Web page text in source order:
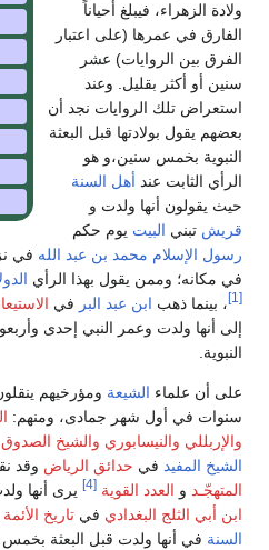
ولادة الزهراء، فيبلغ أحياناً
الفارق في عمرها (على اعتبار
الفرق بين الروايات) عشر
سنين أو أكثر بقليل. وعند
استعراض تلك الروايات نجد أن
بعضهم يقول بولادتها قبل البعثة
النبوية بخمس سنين،و هو
الرأي الثابت عند أهل السنة
حيث يقولون أنها ولدت و
قريش تبني البيت يوم حكم
رسول الإسلام محمد بن عبد الله في
في مكانه؛ وممن يقول بهذا الرأي
[1] ، بينما ذهب ابن عبد البر في
إلى أنها ولدت وعمر النبي إحدى
النبوية.
على أن علماء الشيعة ومؤرخيهم
سنوات في أول شهر جمادى، ومنهم:
والإربللي والنيسابوري والشيخ الصدوق
الشيخ المفيد في حدائق الرياض وقد
المتهجّـد و العدد القوية [4]
يرى أنها
ابن أبي الثلج البغدادي في تاريخ الأئمة
السنة في أنها ولدت قبل البعثة